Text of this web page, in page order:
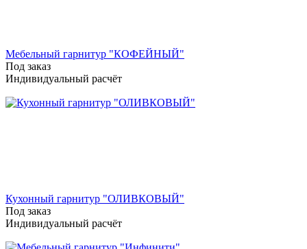
Мебельный гарнитур "КОФЕЙНЫЙ"
Под заказ
Индивидуальный расчёт
Кухонный гарнитур "ОЛИВКОВЫЙ"
Под заказ
Индивидуальный расчёт